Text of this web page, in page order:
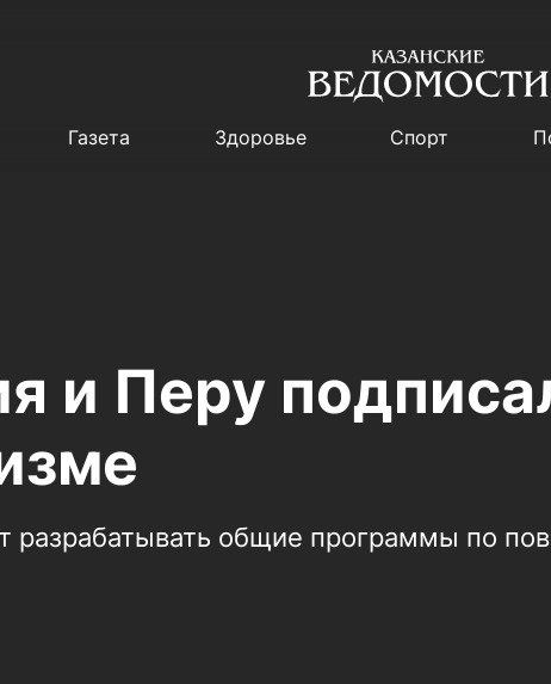
Газета Здоровье Спорт
и Перу
разрабатывать общие программы по